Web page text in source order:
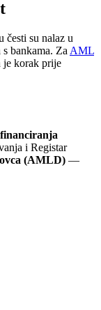
česti su nalaz u
bankama. Za AML
je korak prije
i Registar
(AMLD) —